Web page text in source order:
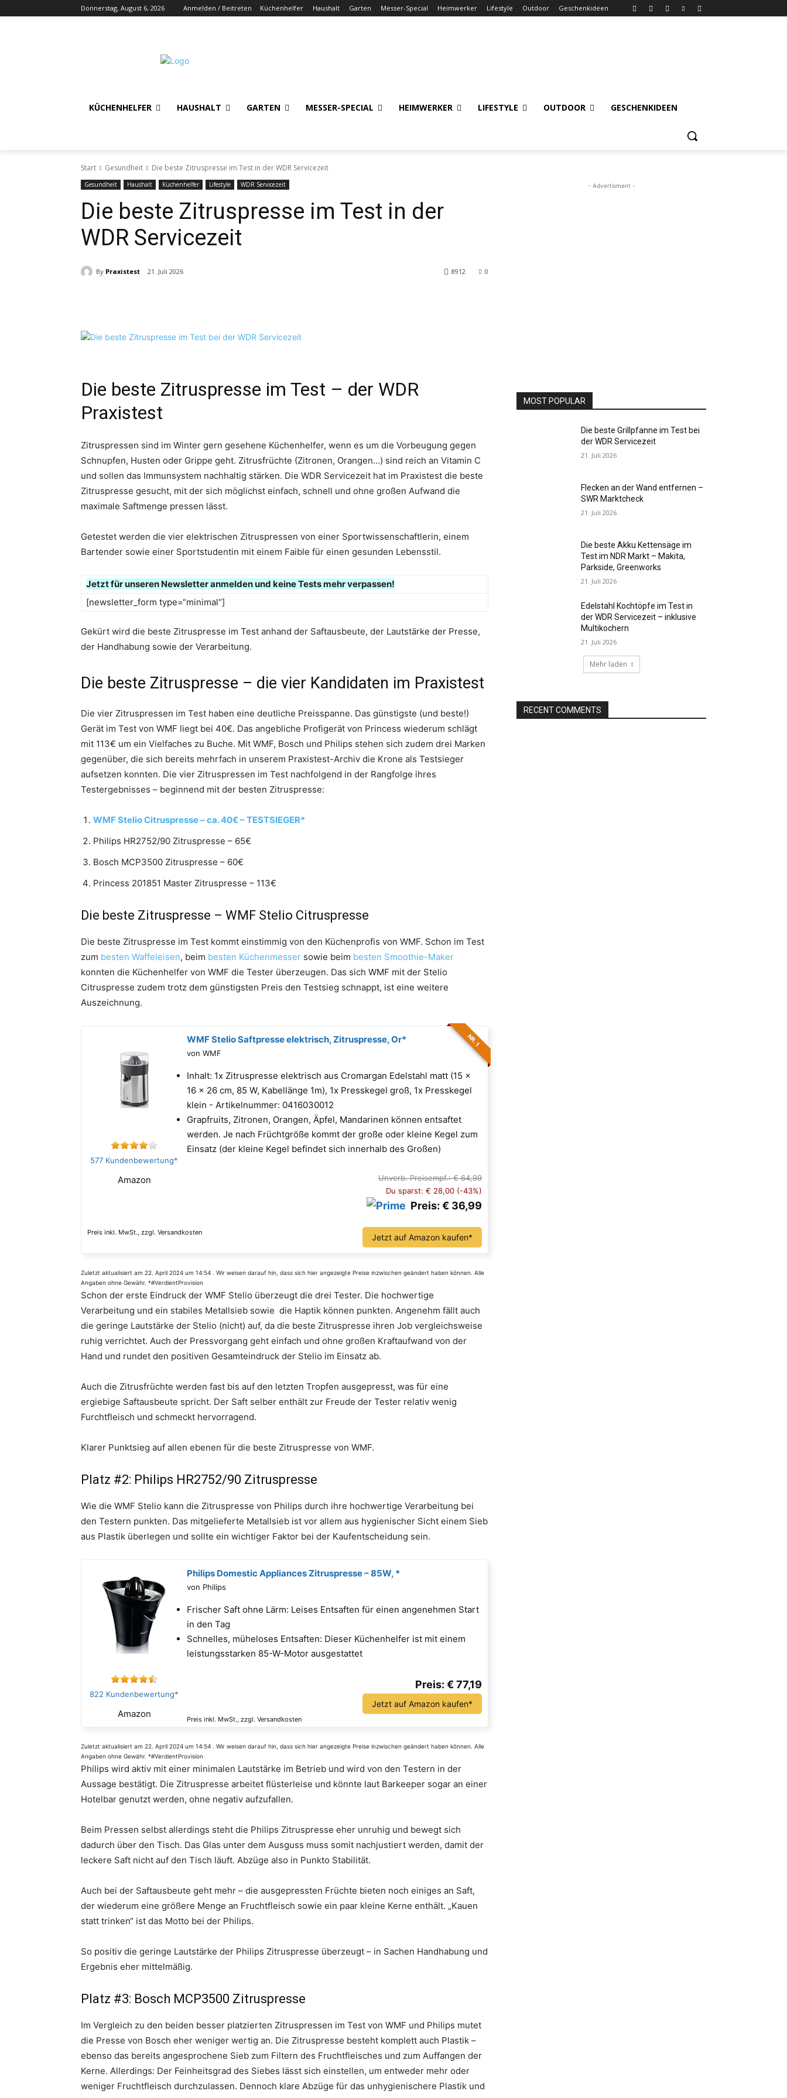
Donnerstag, August 6, 2026 Anmelden / Beitreten Küchenhelfer Haushalt Garten Messer-Special Heimwerker Lifestyle Outdoor Geschenkideen
KÜCHENHELFER HAUSHALT GARTEN MESSER-SPECIAL HEIMWERKER LIFESTYLE OUTDOOR GESCHENKIDEEN
Start Gesundheit Die beste Zitruspresse im Test in der WDR Servicezeit
Gesundheit Haushalt Küchenhelfer Lifestyle WDR Servicezeit
Die beste Zitruspresse im Test in der
WDR Servicezeit
By Praxistest 21. Juli 2026 0
8912
Die beste Zitruspresse im Test – der WDR
Praxistest
Zitruspressen sind im Winter gern gesehene Küchenhelfer, wenn es um die Vorbeugung gegen
Schnupfen, Husten oder Grippe geht. Zitrusfrüchte (Zitronen, Orangen…) sind reich an Vitamin C
und sollen das Immunsystem nachhaltig stärken. Die WDR Servicezeit hat im Praxistest die beste
Zitruspresse gesucht, mit der sich möglichst einfach, schnell und ohne großen Aufwand die
maximale Saftmenge pressen lässt.
Getestet werden die vier elektrischen Zitruspressen von einer Sportwissenschaftlerin, einem
Bartender sowie einer Sportstudentin mit einem Faible für einen gesunden Lebensstil.
Jetzt für unseren Newsletter anmelden und keine Tests mehr verpassen!
[newsletter_form type=“minimal“]
Gekürt wird die beste Zitruspresse im Test anhand der Saftausbeute, der Lautstärke der Presse,
der Handhabung sowie der Verarbeitung.
Die beste Zitruspresse – die vier Kandidaten im Praxistest
Die vier Zitruspressen im Test haben eine deutliche Preisspanne. Das günstigste (und beste!)
Gerät im Test von WMF liegt bei 40€. Das angebliche Profigerät von Princess wiederum schlägt
mit 113€ um ein Vielfaches zu Buche. Mit WMF, Bosch und Philips stehen sich zudem drei Marken
gegenüber, die sich bereits mehrfach in unserem Praxistest-Archiv die Krone als Testsieger
aufsetzen konnten. Die vier Zitruspressen im Test nachfolgend in der Rangfolge ihres
Testergebnisses – beginnend mit der besten Zitruspresse:
WMF Stelio Citruspresse – ca. 40€ – TESTSIEGER*
Philips HR2752/90 Zitruspresse – 65€
Bosch MCP3500 Zitruspresse – 60€
Princess 201851 Master Zitruspresse – 113€
Die beste Zitruspresse – WMF Stelio Citruspresse
Die beste Zitruspresse im Test kommt einstimmig von den Küchenprofis von WMF. Schon im Test
zum besten Waffeleisen, beim besten Küchenmesser sowie beim besten Smoothie-Maker
konnten die Küchenhelfer von WMF die Tester überzeugen. Das sich WMF mit der Stelio
Citruspresse zudem trotz dem günstigsten Preis den Testsieg schnappt, ist eine weitere
Auszeichnung.
NR. 1
577 Kundenbewertung*
Amazon
WMF Stelio Saftpresse elektrisch, Zitruspresse, Or*
von WMF
Inhalt: 1x Zitruspresse elektrisch aus Cromargan Edelstahl matt (15 x
16 x 26 cm, 85 W, Kabellänge 1m), 1x Presskegel groß, 1x Presskegel
klein - Artikelnummer: 0416030012
Grapfruits, Zitronen, Orangen, Äpfel, Mandarinen können entsaftet
werden. Je nach Früchtgröße kommt der große oder kleine Kegel zum
Einsatz (der kleine Kegel befindet sich innerhalb des Großen)
Unverb. Preisempf.: € 64,99
Du sparst: € 28,00 (-43%)
Preis: € 36,99
Jetzt auf Amazon kaufen*
Preis inkl. MwSt., zzgl. Versandkosten
Zuletzt aktualisiert am 22. April 2024 um 14:54 . Wir weisen darauf hin, dass sich hier angezeigte Preise inzwischen geändert haben können. Alle
Angaben ohne Gewähr. *#VerdientProvision
Schon der erste Eindruck der WMF Stelio überzeugt die drei Tester. Die hochwertige
Verarbeitung und ein stabiles Metallsieb sowie die Haptik können punkten. Angenehm fällt auch
die geringe Lautstärke der Stelio (nicht) auf, da die beste Zitruspresse ihren Job vergleichsweise
ruhig verrichtet. Auch der Pressvorgang geht einfach und ohne großen Kraftaufwand von der
Hand und rundet den positiven Gesamteindruck der Stelio im Einsatz ab.
Auch die Zitrusfrüchte werden fast bis auf den letzten Tropfen ausgepresst, was für eine
ergiebige Saftausbeute spricht. Der Saft selber enthält zur Freude der Tester relativ wenig
Furchtfleisch und schmeckt hervorragend.
Klarer Punktsieg auf allen ebenen für die beste Zitruspresse von WMF.
Platz #2: Philips HR2752/90 Zitruspresse
Wie die WMF Stelio kann die Zitruspresse von Philips durch ihre hochwertige Verarbeitung bei
den Testern punkten. Das mitgelieferte Metallsieb ist vor allem aus hygienischer Sicht einem Sieb
aus Plastik überlegen und sollte ein wichtiger Faktor bei der Kaufentscheidung sein.
822 Kundenbewertung*
Amazon
Philips Domestic Appliances Zitruspresse – 85W, *
von Philips
Frischer Saft ohne Lärm: Leises Entsaften für einen angenehmen Start
in den Tag
Schnelles, müheloses Entsaften: Dieser Küchenhelfer ist mit einem
leistungsstarken 85-W-Motor ausgestattet
Preis: € 77,19
Jetzt auf Amazon kaufen*
Preis inkl. MwSt., zzgl. Versandkosten
Zuletzt aktualisiert am 22. April 2024 um 14:54 . Wir weisen darauf hin, dass sich hier angezeigte Preise inzwischen geändert haben können. Alle
Angaben ohne Gewähr. *#VerdientProvision
Philips wird aktiv mit einer minimalen Lautstärke im Betrieb und wird von den Testern in der
Aussage bestätigt. Die Zitruspresse arbeitet flüsterleise und könnte laut Barkeeper sogar an einer
Hotelbar genutzt werden, ohne negativ aufzufallen.
Beim Pressen selbst allerdings steht die Philips Zitruspresse eher unruhig und bewegt sich
dadurch über den Tisch. Das Glas unter dem Ausguss muss somit nachjustiert werden, damit der
leckere Saft nicht auf den Tisch läuft. Abzüge also in Punkto Stabilität.
Auch bei der Saftausbeute geht mehr – die ausgepressten Früchte bieten noch einiges an Saft,
der wiederum eine größere Menge an Fruchtfleisch sowie ein paar kleine Kerne enthält. „Kauen
statt trinken“ ist das Motto bei der Philips.
So positiv die geringe Lautstärke der Philips Zitruspresse überzeugt – in Sachen Handhabung und
Ergebnis eher mittelmäßig.
Platz #3: Bosch MCP3500 Zitruspresse
Im Vergleich zu den beiden besser platzierten Zitruspressen im Test von WMF und Philips mutet
die Presse von Bosch eher weniger wertig an. Die Zitruspresse besteht komplett auch Plastik –
ebenso das bereits angesprochene Sieb zum Filtern des Fruchtfleisches und zum Auffangen der
Kerne. Allerdings: Der Feinheitsgrad des Siebes lässt sich einstellen, um entweder mehr oder
weniger Fruchtfleisch durchzulassen. Dennoch klare Abzüge für das unhygienischere Plastik und
- Advertisment -
MOST POPULAR
Die beste Grillpfanne im Test bei
der WDR Servicezeit
21. Juli 2026
Flecken an der Wand entfernen –
SWR Marktcheck
21. Juli 2026
Die beste Akku Kettensäge im
Test im NDR Markt – Makita,
Parkside, Greenworks
21. Juli 2026
Edelstahl Kochtöpfe im Test in
der WDR Servicezeit – inklusive
Multikochern
21. Juli 2026
Mehr laden
RECENT COMMENTS